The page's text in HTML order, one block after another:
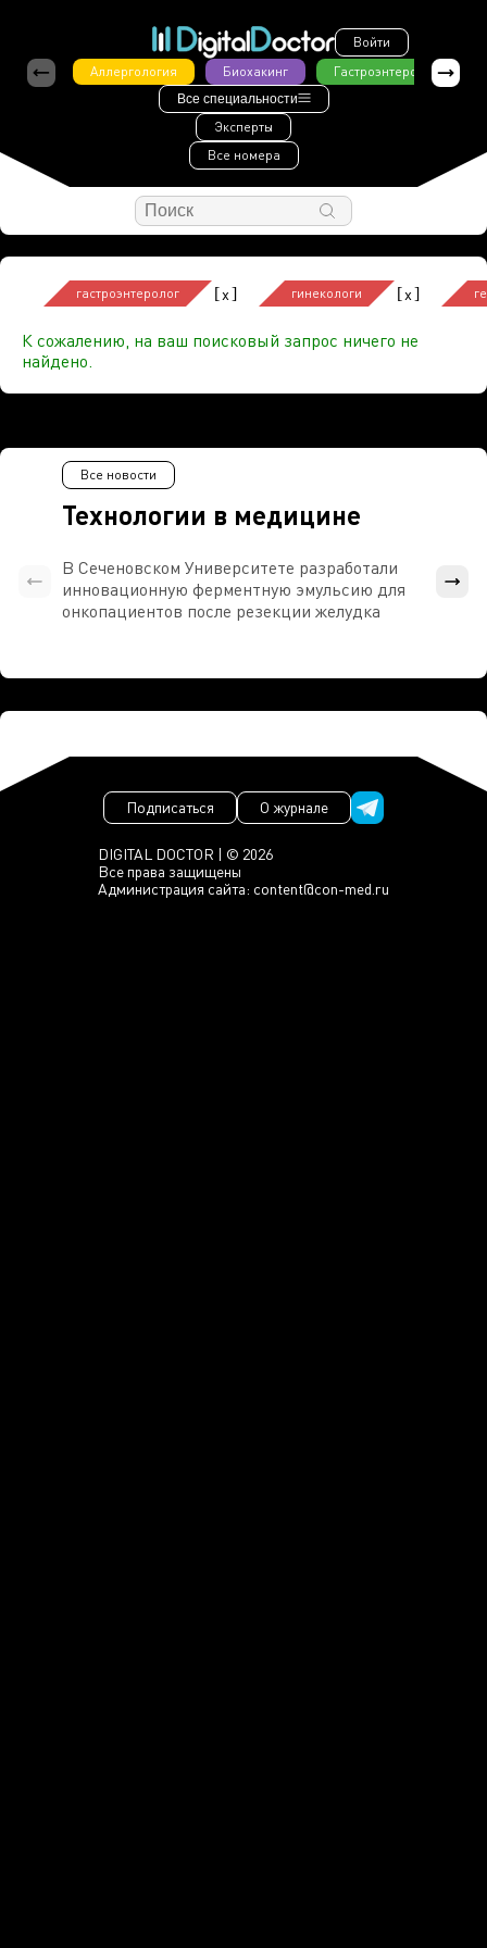
Войти
Аллергология
Биохакинг Гастроэнтерология
Все специальности
Эксперты
Все номера
гастроэнтеролог [x] гинекологи [x]
К сожалению, на ваш поисковый запрос ничего не
найдено.
Технологии в медицине
Все новости
В Сеченовском Университете разработали
инновационную ферментную эмульсию для
онкопациентов после резекции желудка
DIGITAL DOCTOR | © 2026
Все права защищены
Администрация сайта: content@con-med.ru
Подписаться О журнале